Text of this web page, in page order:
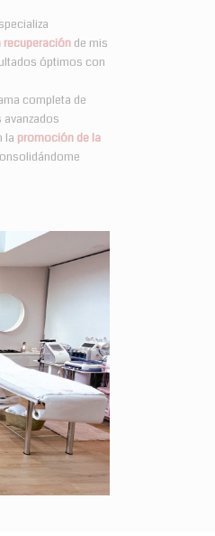
recuperación de mis
óptimos con
completa de
la promoción de la